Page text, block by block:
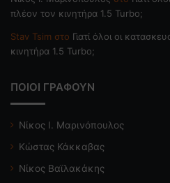
πλέον τον κινητήρα 1.5 Turbo;
Stav Tsim στο Γιατί όλοι οι
κινητήρα 1.5 Turbo;
ΠΟΙΟΙ ΓΡΑΦΟΥΝ
Νίκος Ι. Μαρινόπουλος
Κώστας Κάκκαβας
Νίκος Βαϊλακάκης